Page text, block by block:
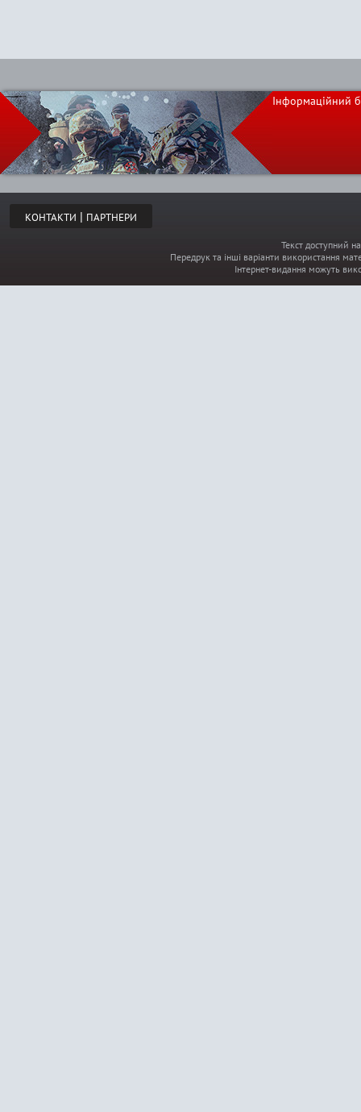
Інформаційний
КОНТАКТИ | ПАРТНЕРИ
Текст доступний
Передрук та інші варіанти використання
Інтернет-видання можуть